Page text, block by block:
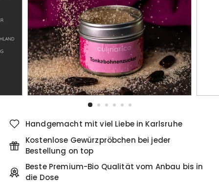
Handgemacht mit viel Liebe in Karlsruhe
Kostenlose Gewürzpröbchen bei jeder
Bestellung on top
Beste Premium-Bio Qualität vom Anbau bis in
die Dose